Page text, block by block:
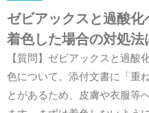
ゼビアックスと過酸
着色した場合の対処法
【質問】ゼビアックスと過酸
色について。添付文書に「重
とがあるため、皮膚や衣服等